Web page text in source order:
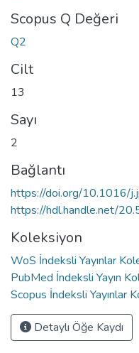
Scopus Q Değeri
Q2
Cilt
13
Sayı
2
Bağlantı
https://doi.org/10.1016/
https://hdl.handle.net/
Koleksiyon
WoS İndeksli Yayınlar
PubMed İndeksli Yayın
Scopus İndeksli Yayınlar
Detaylı Öğe Kaydı